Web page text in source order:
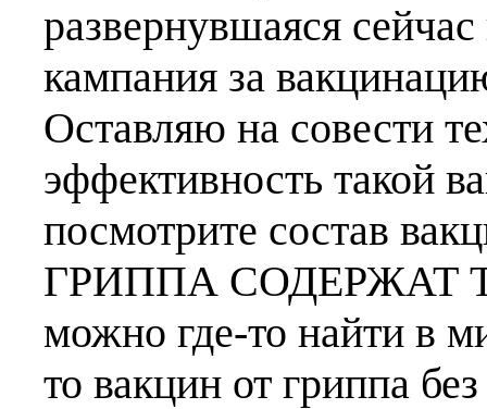
развернувшаяся
кампания за
Оставляю на совести
эффективность такой
посмотрите состав
ГРИППА СОДЕРЖАТ
можно где-то найти в
то вакцин от гриппа